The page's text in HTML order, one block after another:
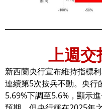
上週交
新西蘭央行宣布維持指標
連續第5次按兵不動。央行
5.69%下調至5.6%，顯示